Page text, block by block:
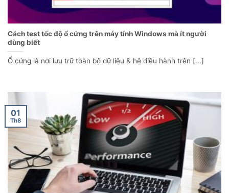
Cách test tốc độ ổ cứng trên máy tính Windows mà ít người
dùng biết
Ổ cứng là nơi lưu trữ toàn bộ dữ liệu & hệ điều hành trên [...]
01
Th8